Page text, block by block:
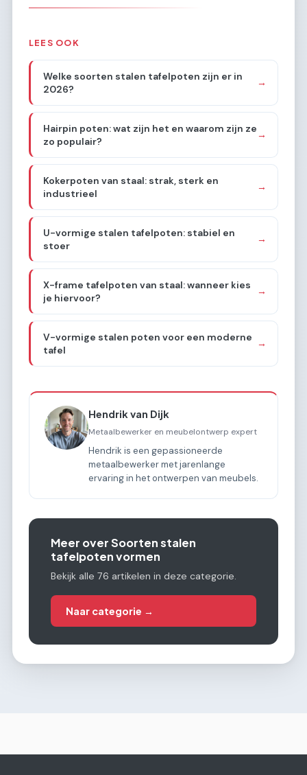
LEES OOK
Welke soorten stalen tafelpoten zijn er in
2026?
→
Hairpin poten: wat zijn het en waarom zijn ze
zo populair?
→
Kokerpoten van staal: strak, sterk en
industrieel
→
U-vormige stalen tafelpoten: stabiel en
stoer
→
X-frame tafelpoten van staal: wanneer kies
je hiervoor?
→
V-vormige stalen poten voor een moderne
tafel
→
Hendrik van Dijk
Metaalbewerker en meubelontwerp expert
Hendrik is een gepassioneerde
metaalbewerker met jarenlange
ervaring in het ontwerpen van meubels.
Meer over Soorten stalen
tafelpoten vormen
Bekijk alle 76 artikelen in deze categorie.
Naar categorie →